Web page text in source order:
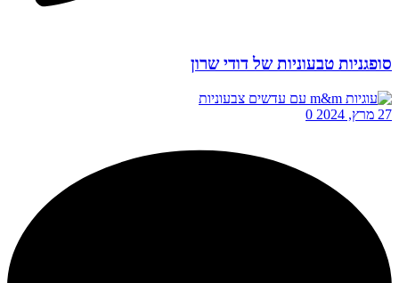
סופגניות טבעוניות של דודי שרון
27 מרץ, 2024 0